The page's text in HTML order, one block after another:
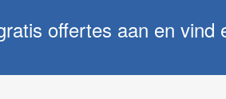
offertes aan en